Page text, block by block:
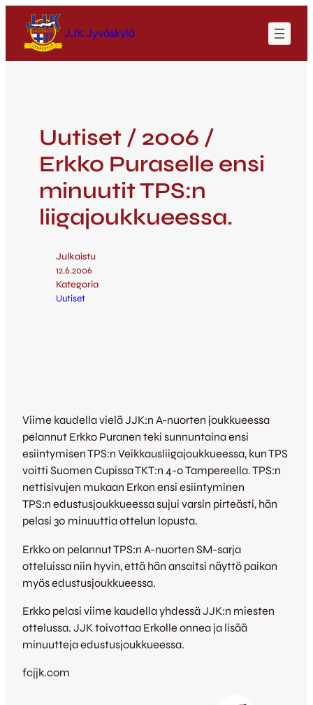
JJK Jyväskylä
Uutiset / 2006 /
Erkko Puraselle ensi
minuutit TPS:n
liigajoukkueessa.
Julkaistu
12.6.2006
Kategoria
Uutiset
Viime kaudella vielä JJK:n A-nuorten joukkueessa
pelannut Erkko Puranen teki sunnuntaina ensi
esiintymisen TPS:n Veikkausliigajoukkueessa, kun TPS
voitti Suomen Cupissa TKT:n 4-0 Tampereella. TPS:n
nettisivujen mukaan Erkon ensi esiintyminen
TPS:n edustusjoukkueessa sujui varsin pirteästi, hän
pelasi 30 minuuttia ottelun lopusta.
Erkko on pelannut TPS:n A-nuorten SM-sarja
otteluissa niin hyvin, että hän ansaitsi näyttö paikan
myös edustusjoukkueessa.
Erkko pelasi viime kaudella yhdessä JJK:n miesten
ottelussa. JJK toivottaa Erkolle onnea ja lisää
minuutteja edustusjoukkueessa.
fcjjk.com